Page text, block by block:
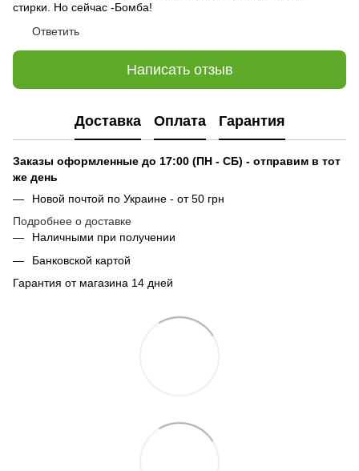
стирки. Но сейчас -Бомба!
Ответить
Написать отзыв
Доставка Оплата Гарантия
Заказы оформленные до 17:00 (ПН - СБ) - отправим в тот
же день
Новой почтой по Украине - от 50 грн
Подробнее о доставке
Наличными при получении
Банковской картой
Гарантия от магазина 14 дней